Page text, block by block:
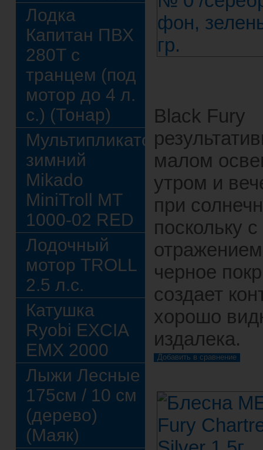
Лодка
Капитан ПВХ
280Т с
транцем (под
мотор до 4 л.
с.) (Тонар)
Мультипликатор
зимний
Mikado
MiniTroll MT
1000-02 RED
Лодочный
мотор TROLL
2.5 л.с.
Катушка
Ryobi EXCIA
EMX 2000
Лыжи Лесные
175см / 10 см
(дерево)
(Маяк)
Black Fury
малом
утром и
при
поскольку
черное
создает
хорошо
издалека.